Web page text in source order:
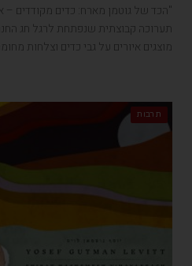
"הכד של גוטמן מארח: כדים מקודדים –
תערוכה קבוצתית שנפתחת לרגל חג
מוצגים איורים על גבי כדים וצלחות
תרבות